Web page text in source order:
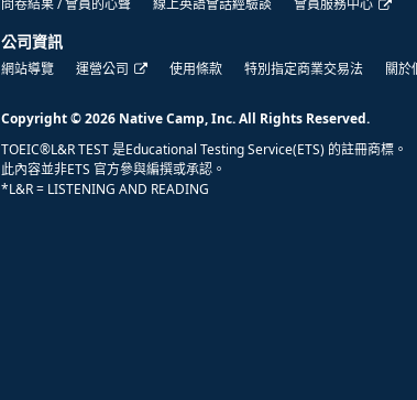
公司資訊
網站導覽 運營公司 使用條款 特別指定商業交易法 關於
Copyright © 2026 Native Camp, Inc. All Rights Reserved.
TOEIC®L&R TEST 是Educational Testing Service(ETS) 的註冊商標。
此內容並非ETS 官方參與編撰或承認。
*L&R = LISTENING AND READING